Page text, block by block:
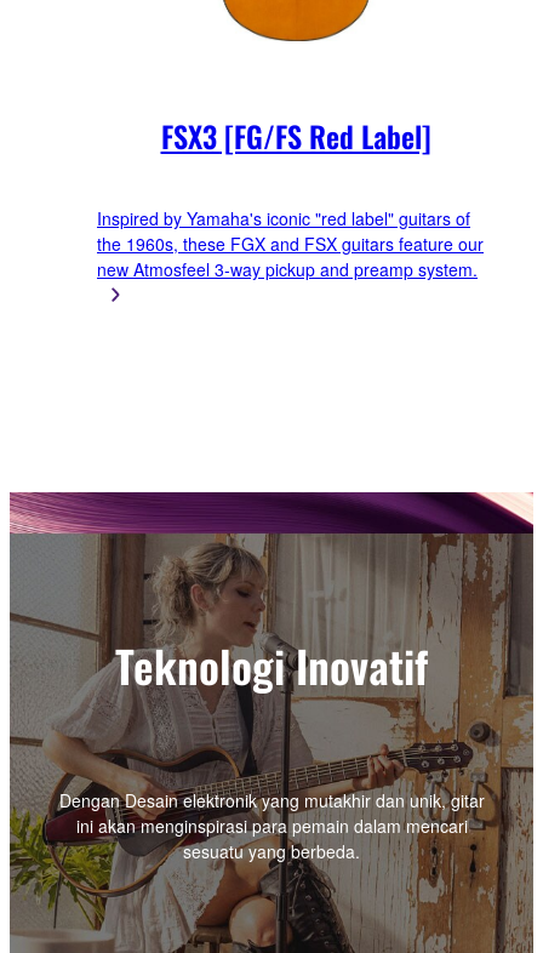
FSX3 [FG/FS Red Label]
Inspired by Yamaha's iconic "red label" guitars of
the 1960s, these FGX and FSX guitars feature our
new Atmosfeel 3-way pickup and preamp system.
Teknologi Inovatif
Dengan Desain elektronik yang mutakhir dan unik, gitar
ini akan menginspirasi para pemain dalam mencari
sesuatu yang berbeda.